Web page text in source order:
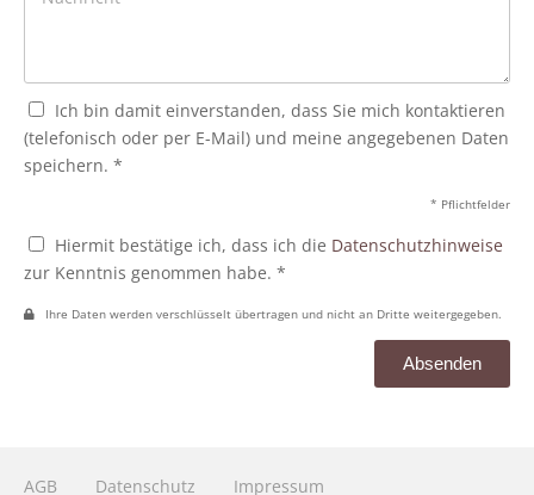
AGB Datenschutz Impressum
Ich bin damit einverstanden, dass Sie mich kontaktieren
(telefonisch oder per E-Mail) und meine angegebenen Daten
speichern. *
* Pflichtfelder
Hiermit bestätige ich, dass ich die Datenschutzhinweise
zur Kenntnis genommen habe. *
Ihre Daten werden verschlüsselt übertragen und nicht an Dritte weitergegeben.
Absenden